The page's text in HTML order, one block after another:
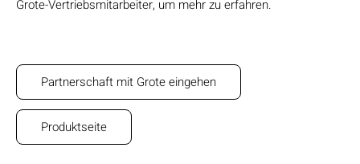
Grote-Vertriebsmitarbeiter, um mehr zu erfahren.
Partnerschaft mit Grote eingehen
Produktseite